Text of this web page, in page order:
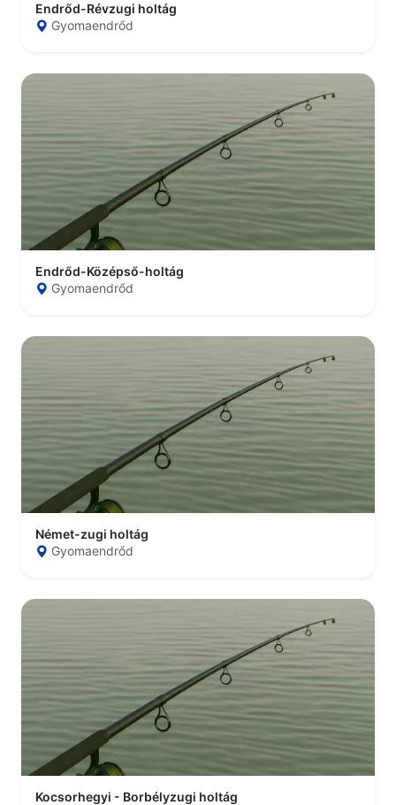
Endrőd-Révzugi holtág
Gyomaendrőd
Endrőd-Középső-holtág
Gyomaendrőd
Német-zugi holtág
Gyomaendrőd
Kocsorhegyi - Borbélyzugi holtág